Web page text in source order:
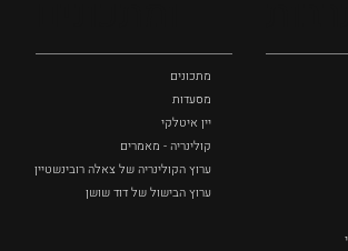
מתכונים
מסעדות
יין איטלקי
קולינריה - מאמרים
ערוץ הקולינריה של צאלה רובינשטיין
ערוץ הבישול של דוד שושן